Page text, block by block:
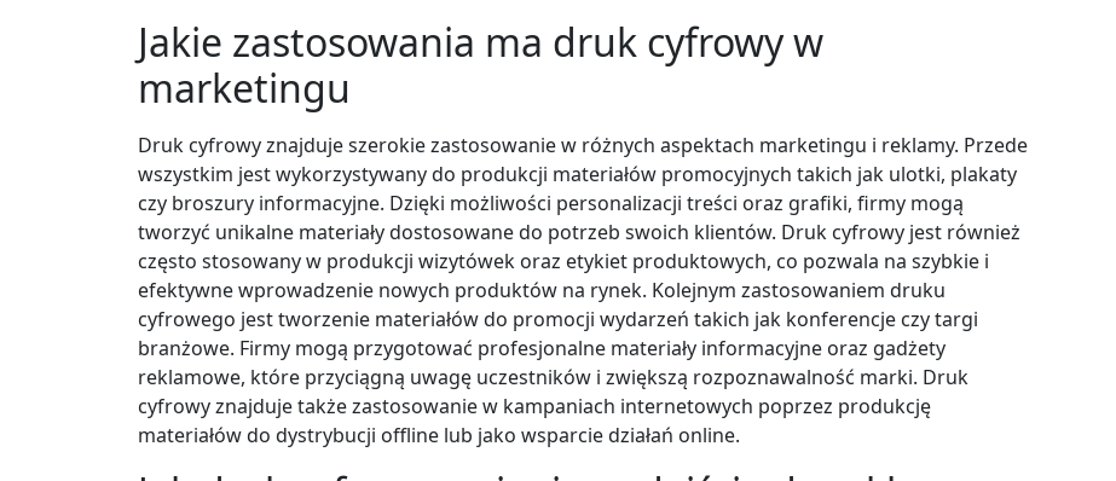
Jakie zastosowania ma druk cyfrowy w
marketingu
Druk cyfrowy znajduje szerokie zastosowanie w różnych aspektach marketingu i reklamy. Przede
wszystkim jest wykorzystywany do produkcji materiałów promocyjnych takich jak ulotki, plakaty
czy broszury informacyjne. Dzięki możliwości personalizacji treści oraz grafiki, firmy mogą
tworzyć unikalne materiały dostosowane do potrzeb swoich klientów. Druk cyfrowy jest również
często stosowany w produkcji wizytówek oraz etykiet produktowych, co pozwala na szybkie i
efektywne wprowadzenie nowych produktów na rynek. Kolejnym zastosowaniem druku
cyfrowego jest tworzenie materiałów do promocji wydarzeń takich jak konferencje czy targi
branżowe. Firmy mogą przygotować profesjonalne materiały informacyjne oraz gadżety
reklamowe, które przyciągną uwagę uczestników i zwiększą rozpoznawalność marki. Druk
cyfrowy znajduje także zastosowanie w kampaniach internetowych poprzez produkcję
materiałów do dystrybucji offline lub jako wsparcie działań online.